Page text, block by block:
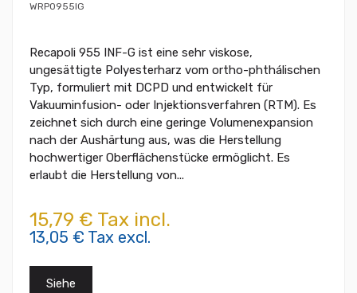
WRP0955IG
Recapoli 955 INF-G ist eine sehr viskose,
ungesättigte Polyesterharz vom ortho-phthálischen
Typ, formuliert mit DCPD und entwickelt für
Vakuuminfusion- oder Injektionsverfahren (RTM). Es
zeichnet sich durch eine geringe Volumenexpansion
nach der Aushärtung aus, was die Herstellung
hochwertiger Oberflächenstücke ermöglicht. Es
erlaubt die Herstellung von...
15,79 € Tax incl.
13,05 € Tax excl.
Siehe